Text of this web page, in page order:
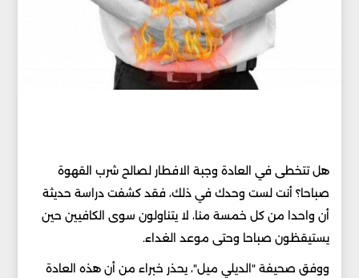
هل تتخطى في العادة وجبة الافطار لصالح شرب القهوة
‏صباحا؟ أنت لست وحدك في ذلك، فقد كشفت دراسة حديثة
أن ‏واحدا من كل خمسة منا، لا يتناولون سوى الكافيين حين
‏يستيقظون صباحا وحتى موعد الغداء. ‏
ووفق صحيفة "الديلي ميل"، يحذر خبراء من أن هذه العادة